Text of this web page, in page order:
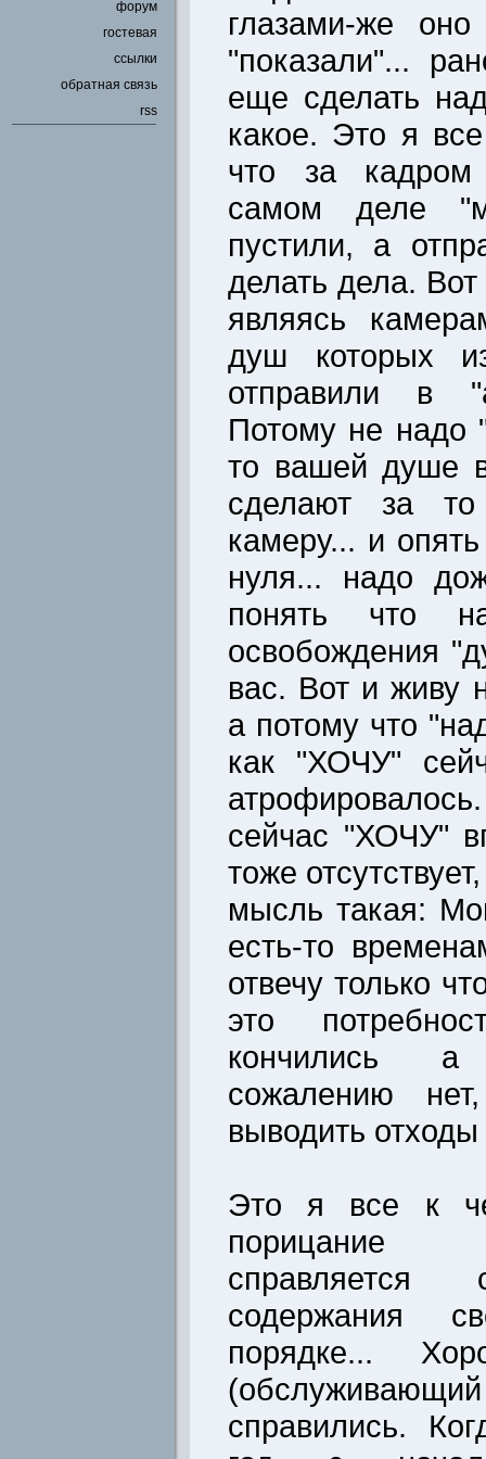
форум
гостевая
ссылки
обратная связь
rss
глазами-же
"показали"...
еще сделать
какое. Это я
что за
самом деле
пустили, а
делать дела.
являясь
душ которых
отправили в
Потому не надо
то вашей душе
сделают за
камеру... и
нуля... надо
понять что
освобождения
вас. Вот и живу
а потому что
как "ХОЧУ"
сейчас "ХОЧУ"
тоже
мысль такая:
есть-то
отвечу только
это
кончились
сожалению
выводить
Это я все к
порицание
справляется
содержания
порядке...
справились.